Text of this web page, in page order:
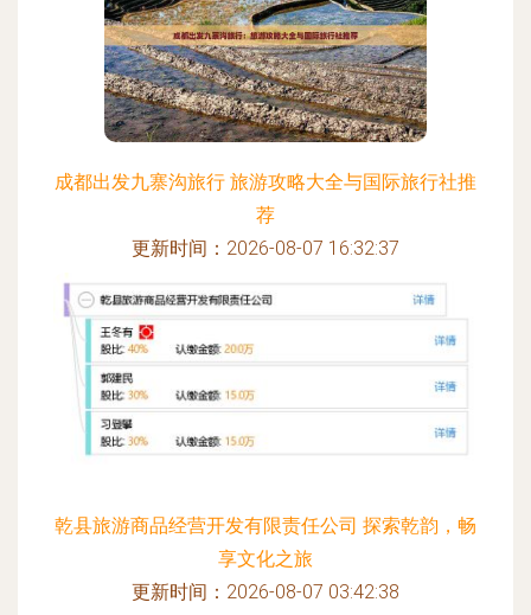
成都出发九寨沟旅行 旅游攻略大全与国际旅行社推
荐
更新时间：2026-08-07 16:32:37
乾县旅游商品经营开发有限责任公司 探索乾韵，畅
享文化之旅
更新时间：2026-08-07 03:42:38